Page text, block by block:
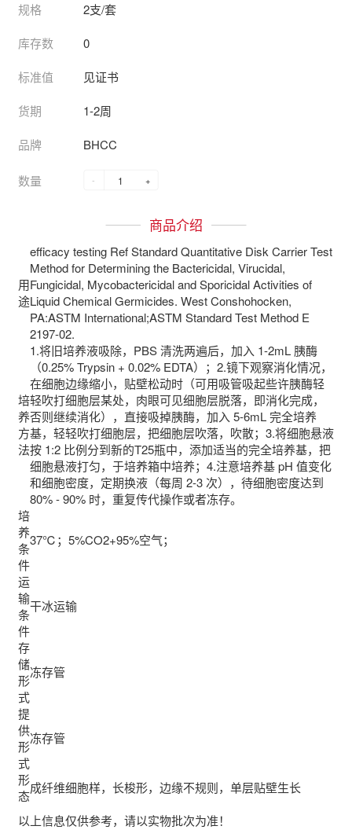
规格 2支/套
库存数 0
标准值 见证书
货期 1-2周
品牌 BHCC
数量 - +
商品介绍
用
途
efficacy testing Ref Standard Quantitative Disk Carrier Test
Method for Determining the Bactericidal, Virucidal,
Fungicidal, Mycobactericidal and Sporicidal Activities of
Liquid Chemical Germicides. West Conshohocken,
PA:ASTM International;ASTM Standard Test Method E
2197-02.
培
养
方
法
1.将旧培养液吸除，PBS 清洗两遍后，加入 1-2mL 胰酶
（0.25% Trypsin + 0.02% EDTA）；2.镜下观察消化情况，
在细胞边缘缩小，贴壁松动时（可用吸管吸起些许胰酶轻
轻吹打细胞层某处，肉眼可见细胞层脱落，即消化完成，
否则继续消化），直接吸掉胰酶，加入 5-6mL 完全培养
基，轻轻吹打细胞层，把细胞层吹落，吹散；3.将细胞悬液
按 1:2 比例分到新的T25瓶中，添加适当的完全培养基，把
细胞悬液打匀，于培养箱中培养；4.注意培养基 pH 值变化
和细胞密度，定期换液（每周 2-3 次），待细胞密度达到
80% - 90% 时，重复传代操作或者冻存。
培
养
条
件
37℃；5%CO2+95%空气；
运
输
条
件
干冰运输
存
储
形
式
冻存管
提
供
形
式
冻存管
形
态
成纤维细胞样，长梭形，边缘不规则，单层贴壁生长
以上信息仅供参考，请以实物批次为准！